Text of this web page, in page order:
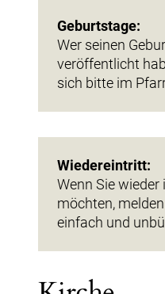
Geburtstage:
Wer seinen
veröffentlicht
sich bitte im
Wiedereintritt:
Wenn Sie wieder
möchten,
einfach und